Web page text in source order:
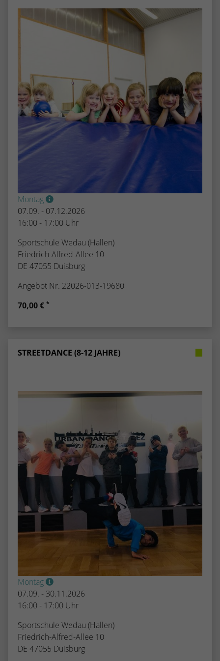
Montag
07.09. - 07.12.2026
16:00 - 17:00 Uhr
Sportschule Wedau (Hallen)
Friedrich-Alfred-Allee 10
DE 47055 Duisburg
Angebot Nr. 22026-013-19680
70,00 € *
STREETDANCE (8-12 JAHRE)
Montag
07.09. - 30.11.2026
16:00 - 17:00 Uhr
Sportschule Wedau (Hallen)
Friedrich-Alfred-Allee 10
DE 47055 Duisburg
Form.
_dc_gtm_UA-53600496-1
Laufzeit 1 Minute
Zweck
Dieser Cookie identifiziert die Besucher
nach Alter, Geschlecht oder Interessen
und nutzt dazu den DoubleClick des
Google Tag Manager, um die gezielte
Anzeigenplatzierung zu vereinfachen.